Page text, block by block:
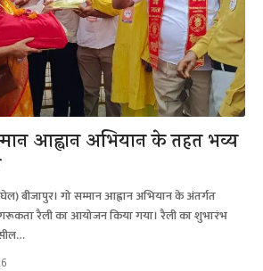
आह्वान अभियान के तहत भव्य
बीजापुर। गो सम्मान आह्वान अभियान के अंतर्गत
रैली का आयोजन किया गया। रैली का शुभारंभ